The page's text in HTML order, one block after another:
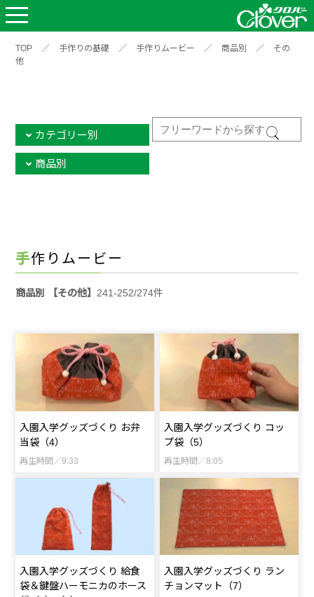
TOP ／ 手作りの基礎 ／ 手作りムービー ／ 商品別 ／
その
他
カテゴリー別
商品別
手作りムービー
商品別 【その他】 241-252/274件
入園入学グッズづくり お弁
当袋（4）
再生時間／9:33
入園入学グッズづくり コッ
プ袋（5）
再生時間／8:05
入園入学グッズづくり 給食
袋＆鍵盤ハーモニカのホース
入園入学グッズづくり ラン
チョンマット（7）